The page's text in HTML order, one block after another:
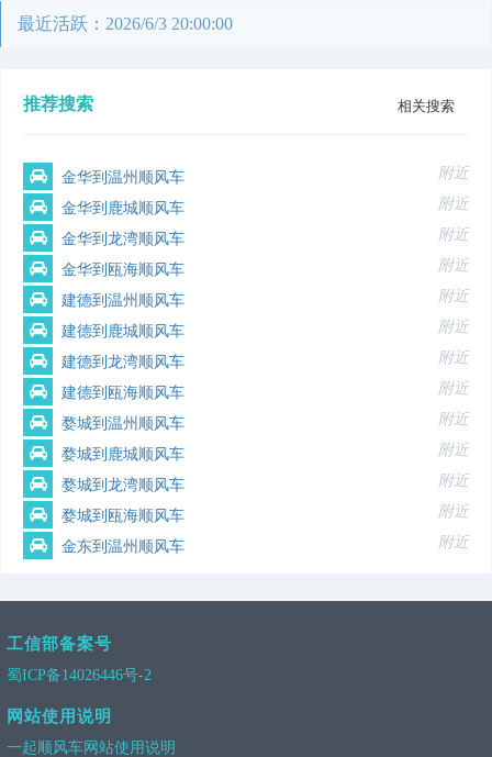
最近活跃：2026/6/3 20:00:00
推荐搜索 相关搜索
金华到温州顺风车 附近
金华到鹿城顺风车 附近
金华到龙湾顺风车 附近
金华到瓯海顺风车 附近
建德到温州顺风车 附近
建德到鹿城顺风车 附近
建德到龙湾顺风车 附近
建德到瓯海顺风车 附近
婺城到温州顺风车 附近
婺城到鹿城顺风车 附近
婺城到龙湾顺风车 附近
婺城到瓯海顺风车 附近
金东到温州顺风车 附近
工信部备案号
蜀ICP备14026446号-2
网站使用说明
一起顺风车网站使用说明